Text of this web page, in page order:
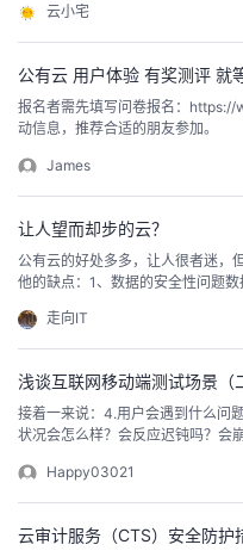
客
论
坛
的
圈
子
我
的
直
播
我
的
活
动
我
的
关
注
我
的
开
发
者
学
堂
我
的
Programs
我
支
持
我
华为，足足申请了 5405 件，几乎
高通、三星甩的找不到北。。。而
云小宅
公有云 用户体验 有奖测评 就
报名者需先填写问卷报名：
动信息，推荐合适的朋友参加。
James
让人望而却步的云？
公有云的好处多多，让人很者迷，
他的缺点：1、数据的安全性问题
很多策略方法，完全可以做到数据
或其他多重故障也会导致数据丢失
走向IT
浅谈互联网移动端测试场景（
接着一来说：4.用户会遇到什么问
状况会怎么样？会反应迟钝吗？会
全如何？5.有可能被中断或是被破
要求打开相关服务吗(如GPS、Wi-
Happy03021
云审计服务（CTS）安全防护